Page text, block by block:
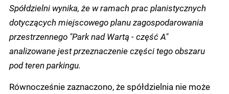
Spółdzielni wynika, że w ramach prac planistycznych
dotyczących miejscowego planu zagospodarowania
przestrzennego "Park nad Wartą - część A"
analizowane jest przeznaczenie części tego obszaru
pod teren parkingu.
Równocześnie zaznaczono, że spółdzielnia nie może